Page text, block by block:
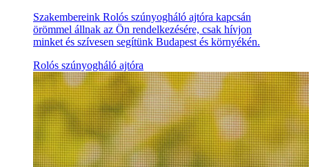
Szakembereink Rolós szúnyogháló ajtóra kapcsán
örömmel állnak az Ön rendelkezésére, csak hívjon
minket és szívesen segítünk Budapest és környékén.
Rolós szúnyogháló ajtóra